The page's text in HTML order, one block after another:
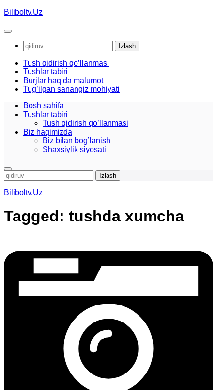
Skip
content
Biliboltv.Uz
Qidirshish:
Tush qidirish qo’llanmasi
Tushlar tabiri
Burjlar haqida malumot
Tug’ilgan sanangiz mohiyati
Bosh sahifa
Tushlar tabiri
Tush qidirish qo’llanmasi
Biz haqimizda
Biz bilan bog’lanish
Shaxsiylik siyosati
Qidirshish:
Biliboltv.Uz
Tagged: tushda xumcha